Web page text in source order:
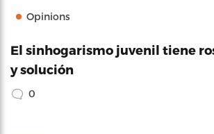
Opinions
El sinhogarismo juvenil tiene
y solución
0